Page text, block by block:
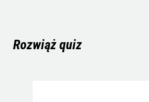
Rozwiąż quiz